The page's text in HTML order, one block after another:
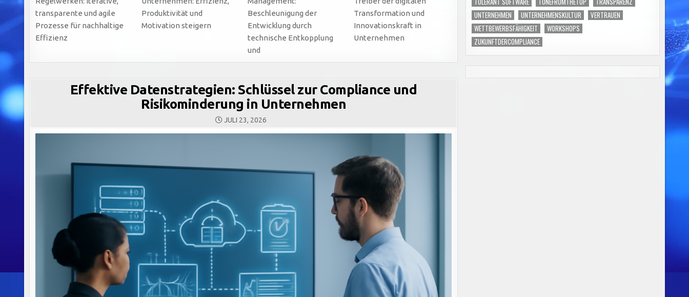
transparente und agile
Prozesse für nachhaltige
Effizienz
Produktivität und
Motivation steigern
Beschleunigung der
Entwicklung durch
technische Entkopplung
und
Transformation und
Innovationskraft in
Unternehmen
Effektive Datenstrategien: Schlüssel zur Compliance und
Risikominderung in Unternehmen
JULI 23, 2026
UNTERNEHMEN
UNTERNEHMENSKULTUR
VERTRAUEN
WETTBEWERBSFÄHIGKEIT
WORKSHOPS
ZUKUNFTDERCOMPLIANCE